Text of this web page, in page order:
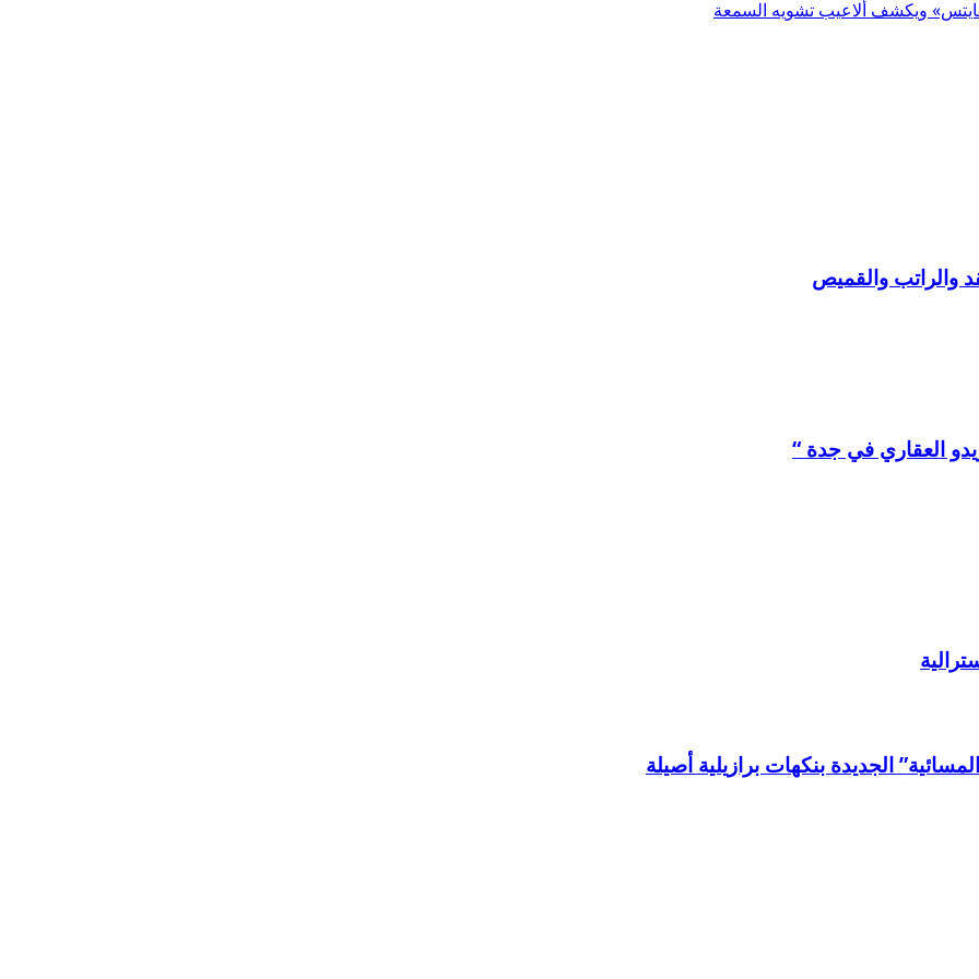
ويكشف ألاعيب تشويه السمعة
والراتب والقميص
العقاري في جدة “
الجديدة بنكهات برازيلية أصيلة